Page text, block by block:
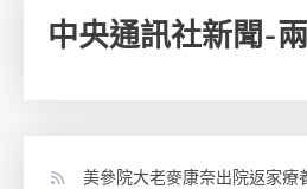
中央通訊社新聞-
美參院大老麥康奈出院返家